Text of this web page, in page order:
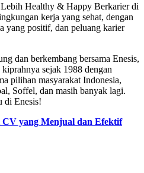
Healthy & Happy Berkarier di
kerja yang sehat, dengan
yang positif, dan peluang karier
dan berkembang bersama Enesis,
sejak 1988 dengan
pilihan masyarakat Indonesia,
Soffel, dan masih banyak lagi.
di Enesis!
CV yang Menjual dan Efektif